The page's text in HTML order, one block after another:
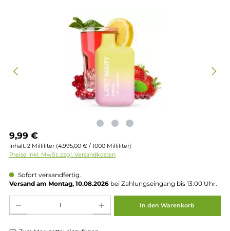
Bildergalerie überspringen
Inhalt:2 Milliliter(4.995,00 € / 1000 Milliliter)
Preise inkl. MwSt. zzgl. Versandkosten
Sofort versandfertig.